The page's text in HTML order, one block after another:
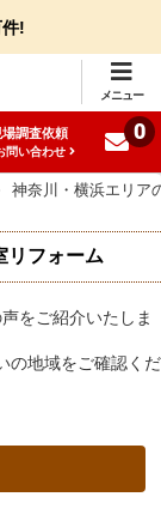
!
メニュー
場調査依頼
問い合わせ
0
神奈川・横浜エリア
リフォーム
をご紹介いたしま
の地域をご確認くだ